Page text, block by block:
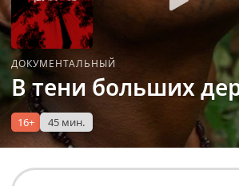
ДОКУМЕНТАЛЬНЫЙ
В тени больших
16+ 45 мин.